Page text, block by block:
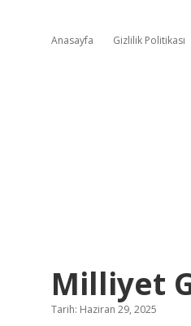
Anasayfa Gizlilik Politikası
Milliyet
Tarih: Haziran 29, 2025